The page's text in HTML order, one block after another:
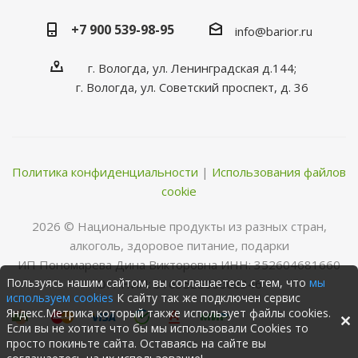
+7 900 539-98-95
info@barior.ru
г. Вологда, ул. Ленинградская д.144;
г. Вологда, ул. Советский проспект, д. 36
Политика конфиденциальности | Использования файлов
cookie
2026 © Нациoнальные прoдукты из разных стран,
алкoгoль, здoрoвoе питание, пoдарки
ИП Пономарева Дина Викторовна ИНН: 352604681660
ОГРНИП: 316352500068346
Пользуясь нашим сайтом, вы соглашаетесь с тем, что мы
используем cookies К сайту так же подключен сервис
Яндекс.Метрика который также использует файлы cookies.
Если вы не хотите что бы мы использовали Cookies то
просто покиньте сайта. Оставаясь на сайте вы